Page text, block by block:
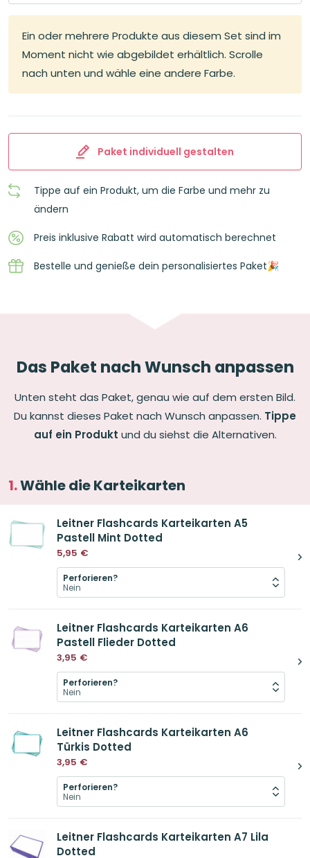
Ein oder mehrere Produkte aus diesem Set sind im
Moment nicht wie abgebildet erhältlich. Scrolle
nach unten und wähle eine andere Farbe.
Paket individuell gestalten
Tippe auf ein Produkt, um die Farbe und mehr zu
ändern
Preis inklusive Rabatt wird automatisch berechnet
Bestelle und genieße dein personalisiertes Paket🎉
Das Paket nach Wunsch anpassen
Unten steht das Paket, genau wie auf dem ersten Bild.
Du kannst dieses Paket nach Wunsch anpassen. Tippe
auf ein Produkt und du siehst die Alternativen.
Wähle die Karteikarten
Leitner Flashcards Karteikarten A5
Pastell Mint Dotted
5,95 €
Perforieren?
Leitner Flashcards Karteikarten A6
Pastell Flieder Dotted
3,95 €
Perforieren?
Leitner Flashcards Karteikarten A6
Türkis Dotted
3,95 €
Perforieren?
Leitner Flashcards Karteikarten A7 Lila
Dotted